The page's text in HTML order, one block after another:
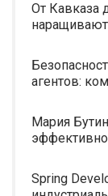
От Кавказа
агентов:
Мария
Spring